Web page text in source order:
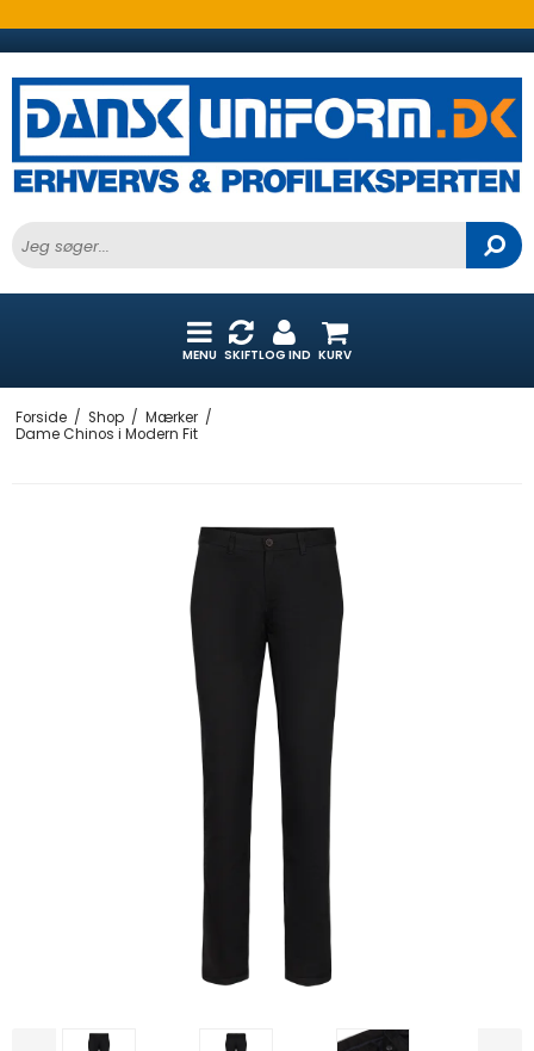
MENU SKIFTLOG IND KURV
Forside / Shop / Mærker /
Dame Chinos i Modern Fit